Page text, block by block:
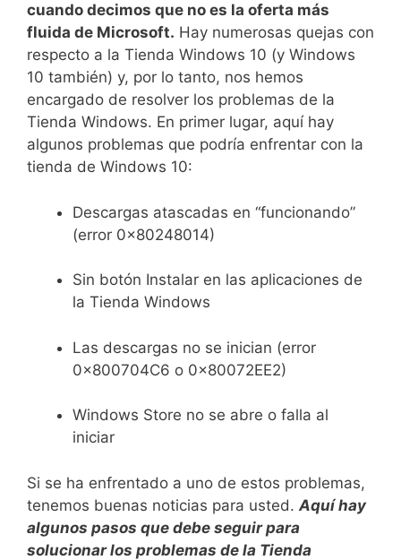
cuando decimos que no es la oferta más
fluida de Microsoft. Hay numerosas quejas con
respecto a la Tienda Windows 10 (y Windows
10 también) y, por lo tanto, nos hemos
encargado de resolver los problemas de la
Tienda Windows. En primer lugar, aquí hay
algunos problemas que podría enfrentar con la
tienda de Windows 10:
Descargas atascadas en “funcionando”
(error 0x80248014)
Sin botón Instalar en las aplicaciones de
la Tienda Windows
Las descargas no se inician (error
0x800704C6 o 0x80072EE2)
Windows Store no se abre o falla al
iniciar
Si se ha enfrentado a uno de estos problemas,
tenemos buenas noticias para usted. Aquí hay
algunos pasos que debe seguir para
solucionar los problemas de la Tienda